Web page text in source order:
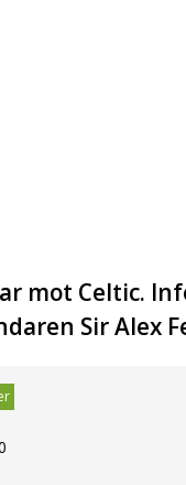
mot Celtic.
Sir Alex